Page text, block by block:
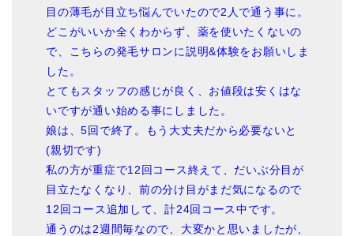
目の薄毛が目立ち悩んでいたので2人で通う事に。
どこがいいか全くわからず、薬を使いたくないの
で、こちらの発毛サロンに説明&体験をお願いしま
した。
とてもスタッフの感じが良く、お値段は安くはな
いですが通い始める事にしました。
娘は、5回で終了。もう大丈夫だから必要ないと
(親切です)
私の方が重症で12回コース終えて、だいぶ分目が
目立たなくなり、前の分け目がまだ気になるので
12回コース追加して、計24回コース中です。
通うのは2週間毎なので、大変かと思いましたが、